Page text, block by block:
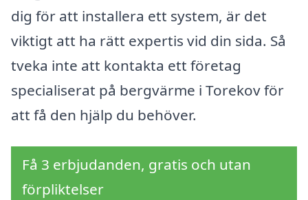
dig för att installera ett system, är det
viktigt att ha rätt expertis vid din sida. Så
tveka inte att kontakta ett företag
specialiserat på bergvärme i Torekov för
att få den hjälp du behöver.
Få 3 erbjudanden, gratis och utan
förpliktelser